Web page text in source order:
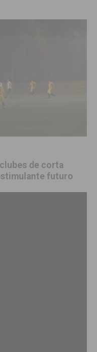
de corta
futuro